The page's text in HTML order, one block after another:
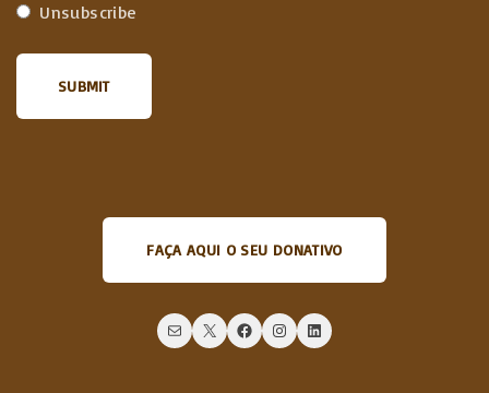
Unsubscribe
FAÇA AQUI O SEU DONATIVO
Mail X Facebook Instagram LinkedIn